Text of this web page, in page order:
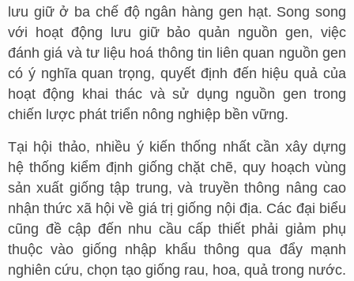
lưu giữ ở ba chế độ ngân hàng gen hạt. Song song
với hoạt động lưu giữ bảo quản nguồn gen, việc
đánh giá và tư liệu hoá thông tin liên quan nguồn gen
có ý nghĩa quan trọng, quyết định đến hiệu quả của
hoạt động khai thác và sử dụng nguồn gen trong
chiến lược phát triển nông nghiệp bền vững.
Tại hội thảo, nhiều ý kiến thống nhất cần xây dựng
hệ thống kiểm định giống chặt chẽ, quy hoạch vùng
sản xuất giống tập trung, và truyền thông nâng cao
nhận thức xã hội về giá trị giống nội địa. Các đại biểu
cũng đề cập đến nhu cầu cấp thiết phải giảm phụ
thuộc vào giống nhập khẩu thông qua đẩy mạnh
nghiên cứu, chọn tạo giống rau, hoa, quả trong nước.